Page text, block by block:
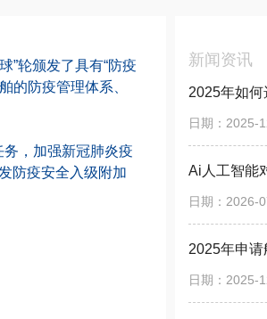
”轮颁发了具有“防疫
的防疫管理体系、
务，加强新冠肺炎疫
防疫安全入级附加
新闻资讯
日期：2025-
Ai人工智能
日期：2026-
2025年申
日期：2025-